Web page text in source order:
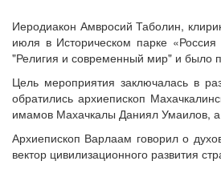
Иеродиакон Амвросий Таболин,
июля в Историческом парке
"Религия и современный мир" и было
Цель мероприятия заключалась в
обратились архиепископ
имамов Махачкалы Даниял Умаилов, а
Архиепископ Варлаам говорил о
вектор цивилизационного развития